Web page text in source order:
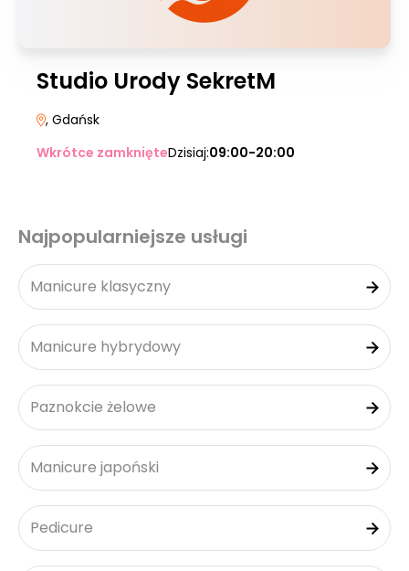
Studio Urody SekretM
, Gdańsk
Wkrótce zamknięteDzisiaj:09:00-20:00
Najpopularniejsze usługi
Manicure klasyczny
Manicure hybrydowy
Paznokcie żelowe
Manicure japoński
Pedicure